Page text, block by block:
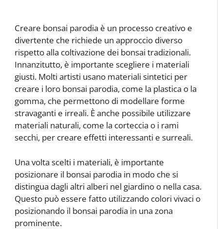
Creare bonsai parodia è un processo creativo e
divertente che richiede un approccio diverso
rispetto alla coltivazione dei bonsai tradizionali.
Innanzitutto, è importante scegliere i materiali
giusti. Molti artisti usano materiali sintetici per
creare i loro bonsai parodia, come la plastica o la
gomma, che permettono di modellare forme
stravaganti e irreali. È anche possibile utilizzare
materiali naturali, come la corteccia o i rami
secchi, per creare effetti interessanti e surreali.
Una volta scelti i materiali, è importante
posizionare il bonsai parodia in modo che si
distingua dagli altri alberi nel giardino o nella casa.
Questo può essere fatto utilizzando colori vivaci o
posizionando il bonsai parodia in una zona
prominente.